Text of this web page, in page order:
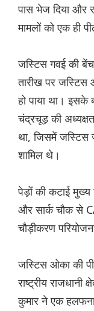
पास भेज दिया और
मामलों को एक ही
जस्टिस गवई की
तारीख पर जस्टिस
हो पाया था। इसके
चंद्रचूड़ की
था, जिसमें जस्टिस
शामिल थे।
पेड़ों की कटाई मुख्य
और सार्क चौक से
चौड़ीकरण
जस्टिस ओका की
राष्ट्रीय
कुमार ने एक